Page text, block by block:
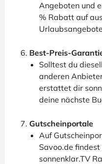
Angeboten und
% Rabatt auf
Best-Preis-
Solltest du
anderen
erstattet dir
deine nächste
Gutscheinportale
Auf
Savoo.de
sonnenklar.TV